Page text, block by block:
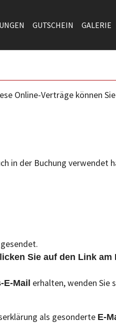
GUTSCHEIN GALERIE
Online-Verträge können Sie
in der Buchung verwendet
Sie auf den Link am
Mail erhalten, wenden Sie
als gesonderte E-